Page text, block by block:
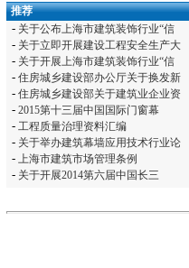
推荐
- 关于公布上海市建筑装饰行业“信
- 关于立即开展建设工程安全生产大
- 关于开展上海市建筑装饰行业“信
- 住房城乡建设部办公厅关于换发新
- 住房城乡建设部关于建筑业企业资
- 2015第十三届中国国际门窗幕
- 工程质量治理资料汇编
- 关于举办建筑幕墙应用技术行业论
- 上海市建筑市场管理条例
- 关于开展2014第六届中国长三